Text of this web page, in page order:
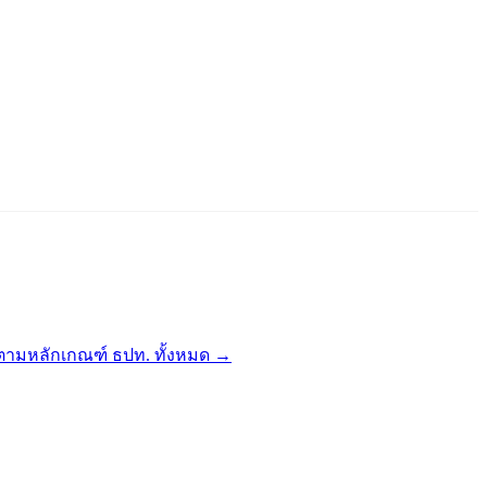
ามหลักเกณฑ์ ธปท. ทั้งหมด →